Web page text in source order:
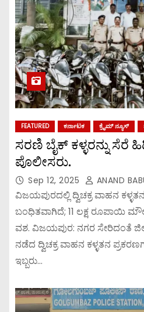
FEATURED ಕರ್ನಾಟಕ ಕ್ರೈಮ್ ನ್ಯೂಸ್
ಸರಣಿ ಬೈಕ್ ಕಳ್ಳರನ್ನು
ಪೊಲೀಸರು.
Sep 12, 2025 ANAND
ವಿಜಯಪುರದಲ್ಲಿ ದ್ವಿಚಕ್ರ ವಾಹನ
ಬಂಧಿತವಾಗಿದೆ; 11 ಲಕ್ಷ ರೂಪಾಯಿ
ವಶ. ವಿಜಯಪುರ: ನಗರ ಸೇರಿದಂತೆ
ನಡೆದ ದ್ವಿಚಕ್ರ ವಾಹನ ಕಳ್ಳತನ
ಇಬ್ಬರು…